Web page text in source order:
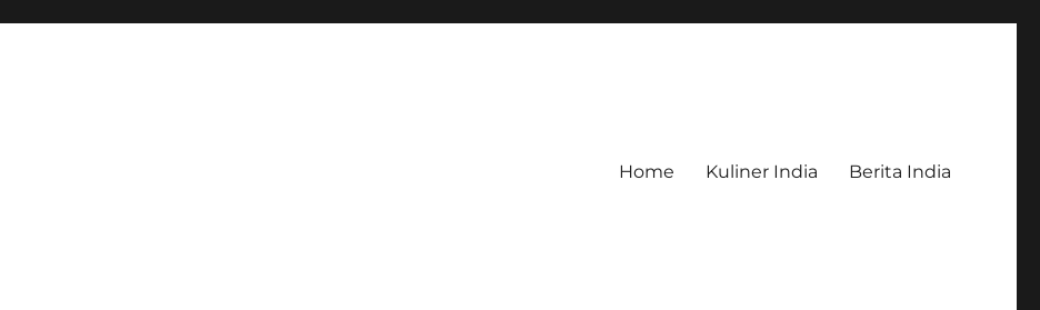
Home Kuliner India Berita India